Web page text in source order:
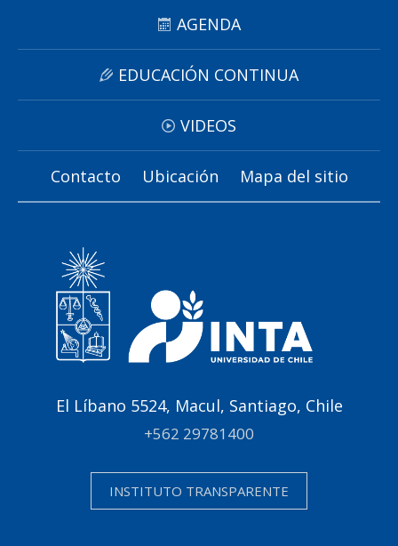
AGENDA
EDUCACIÓN CONTINUA
VIDEOS
Contacto Ubicación Mapa del sitio
El Líbano 5524, Macul, Santiago, Chile
+562 29781400
INSTITUTO TRANSPARENTE